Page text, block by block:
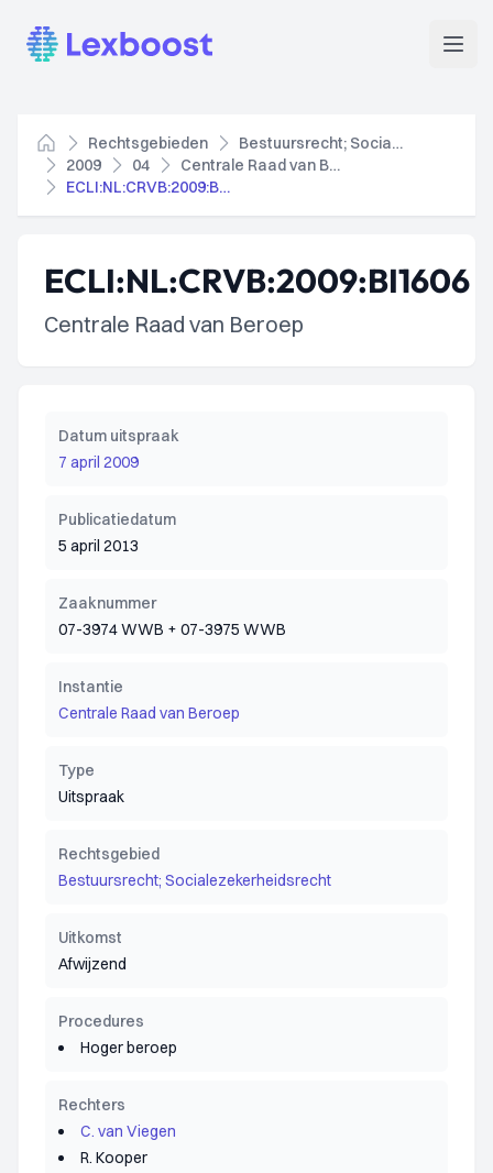
Lexboost
Home
Rechtsgebieden
Bestuursrecht; Socialezekerheidsrecht
2009
04
Centrale Raad van Beroep
ECLI:NL:CRVB:2009:BI1606
ECLI:NL:CRVB:2009:BI1606
Centrale Raad van Beroep
Datum uitspraak
7 april 2009
Publicatiedatum
5 april 2013
Zaaknummer
07-3974 WWB + 07-3975 WWB
Instantie
Centrale Raad van Beroep
Type
Uitspraak
Rechtsgebied
Bestuursrecht; Socialezekerheidsrecht
Uitkomst
Afwijzend
Procedures
Hoger beroep
Rechters
C. van Viegen
R. Kooper